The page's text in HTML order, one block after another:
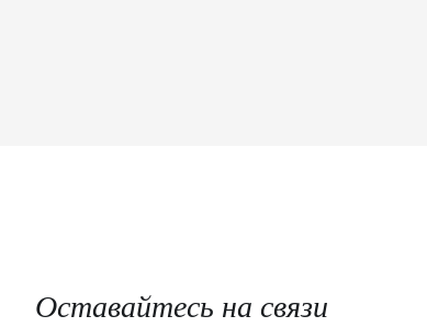
Оставайтесь на связи